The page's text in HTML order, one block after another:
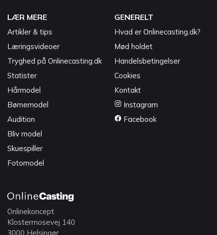
LÆR MERE
Artikler & tips
Læringsvideoer
Tryghed på Onlinecasting.dk
Statister
Hårmodel
Børnemodel
Audition
Bliv model
Skuespiller
Fotomodel
GENERELT
Hvad er Onlinecasting.dk?
Mød holdet
Handelsbetingelser
Cookies
Kontakt
Instagram
Facebook
Onlinekoncept
Klostermosevej 140
3000 Helsingør